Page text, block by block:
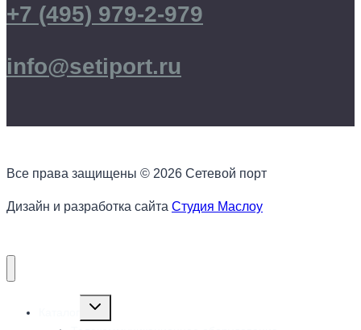
+7 (495) 979-2-979
info@setiport.ru
Все права защищены © 2026 Сетевой порт
Дизайн и разработка сайта Cтудия Маслоу
Переключить